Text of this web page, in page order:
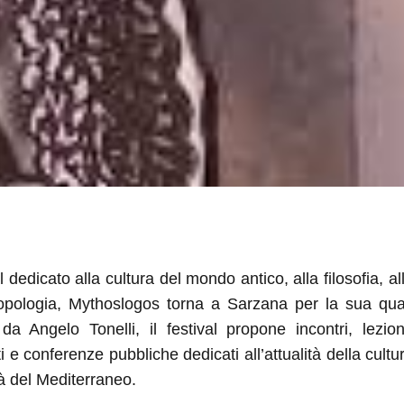
dedicato alla cultura del mondo antico, alla filosofia,
Mythoslogos torna a Sarzana per la sua
Angelo Tonelli, il festival propone incontri,
e conferenze pubbliche dedicati all’attualità della
del Mediterraneo.